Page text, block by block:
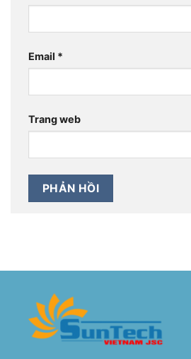
Email *
Trang web